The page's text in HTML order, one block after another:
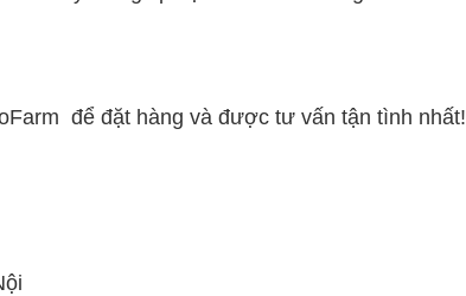
để đặt hàng và được tư vấn tận tình nhất!